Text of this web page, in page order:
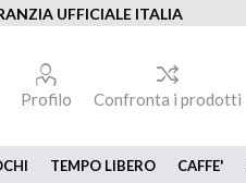
UFFICIALE ITALIA
Profilo Confronta i prodotti
TEMPO LIBERO CAFFE'